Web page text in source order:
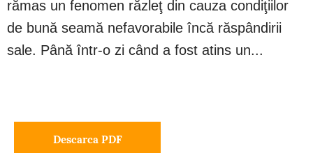
rămas un fenomen răzleţ din cauza condiţiilor
de bună seamă nefavorabile încă răspândirii
sale. Până într-o zi când a fost atins un...
Descarca PDF